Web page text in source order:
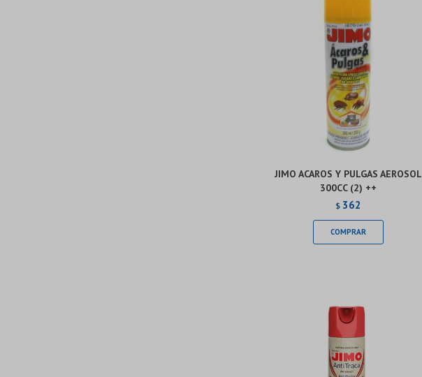
JIMO ACAROS Y PULGAS AEROSOL
300CC (2) ++
$ 362